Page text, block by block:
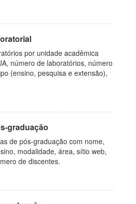
por unidade acadêmica
número de laboratórios, número
(ensino, pesquisa e extensão),
graduação
de pós-graduação com nome,
modalidade, área, sítio web,
de discentes.